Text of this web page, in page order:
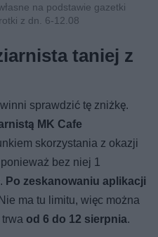
na podstawie gazetki
z dn. 6-12.08
taniej z
sprawdzić tę zniżkę.
MK Cafe
skorzystania z okazji
bez niej 1
Po zeskanowaniu aplikacji
ma tu limitu, więc można
od 6 do 12 sierpnia.